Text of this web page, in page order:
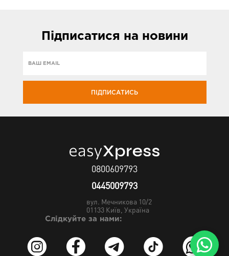
Підписатися на новини
ПІДПИСАТИСЬ
0800609793
0445009793
вул. Мечникова 10/2
01133 Київ, Україна
Слідкуйте за нами: